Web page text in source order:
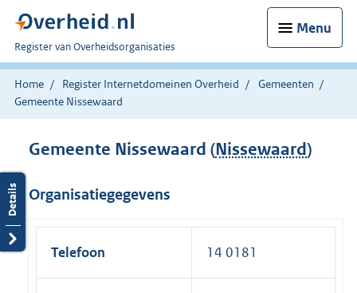
Menu
U
bent
nu
hier:
Register van Overheidsorganisaties
Home Register Internetdomeinen Overheid
Gemeenten
Gemeente Nissewaard
Gemeente Nissewaard (Nissewaard)
Organisatiegegevens
Telefoon 14 0181